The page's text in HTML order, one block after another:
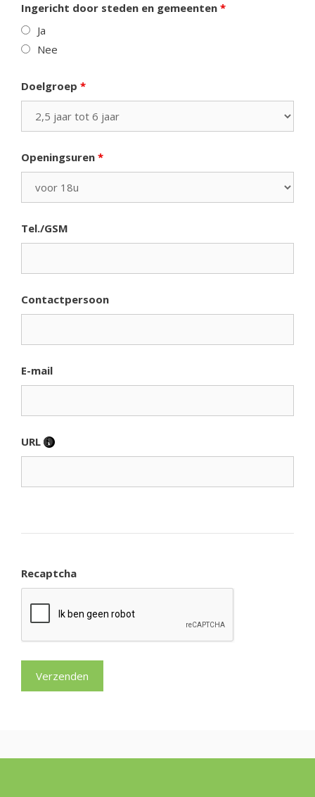
Ingericht door steden en gemeenten *
Ja
Nee
Doelgroep *
Openingsuren *
Tel./GSM
Contactpersoon
E-mail
URL
Recaptcha